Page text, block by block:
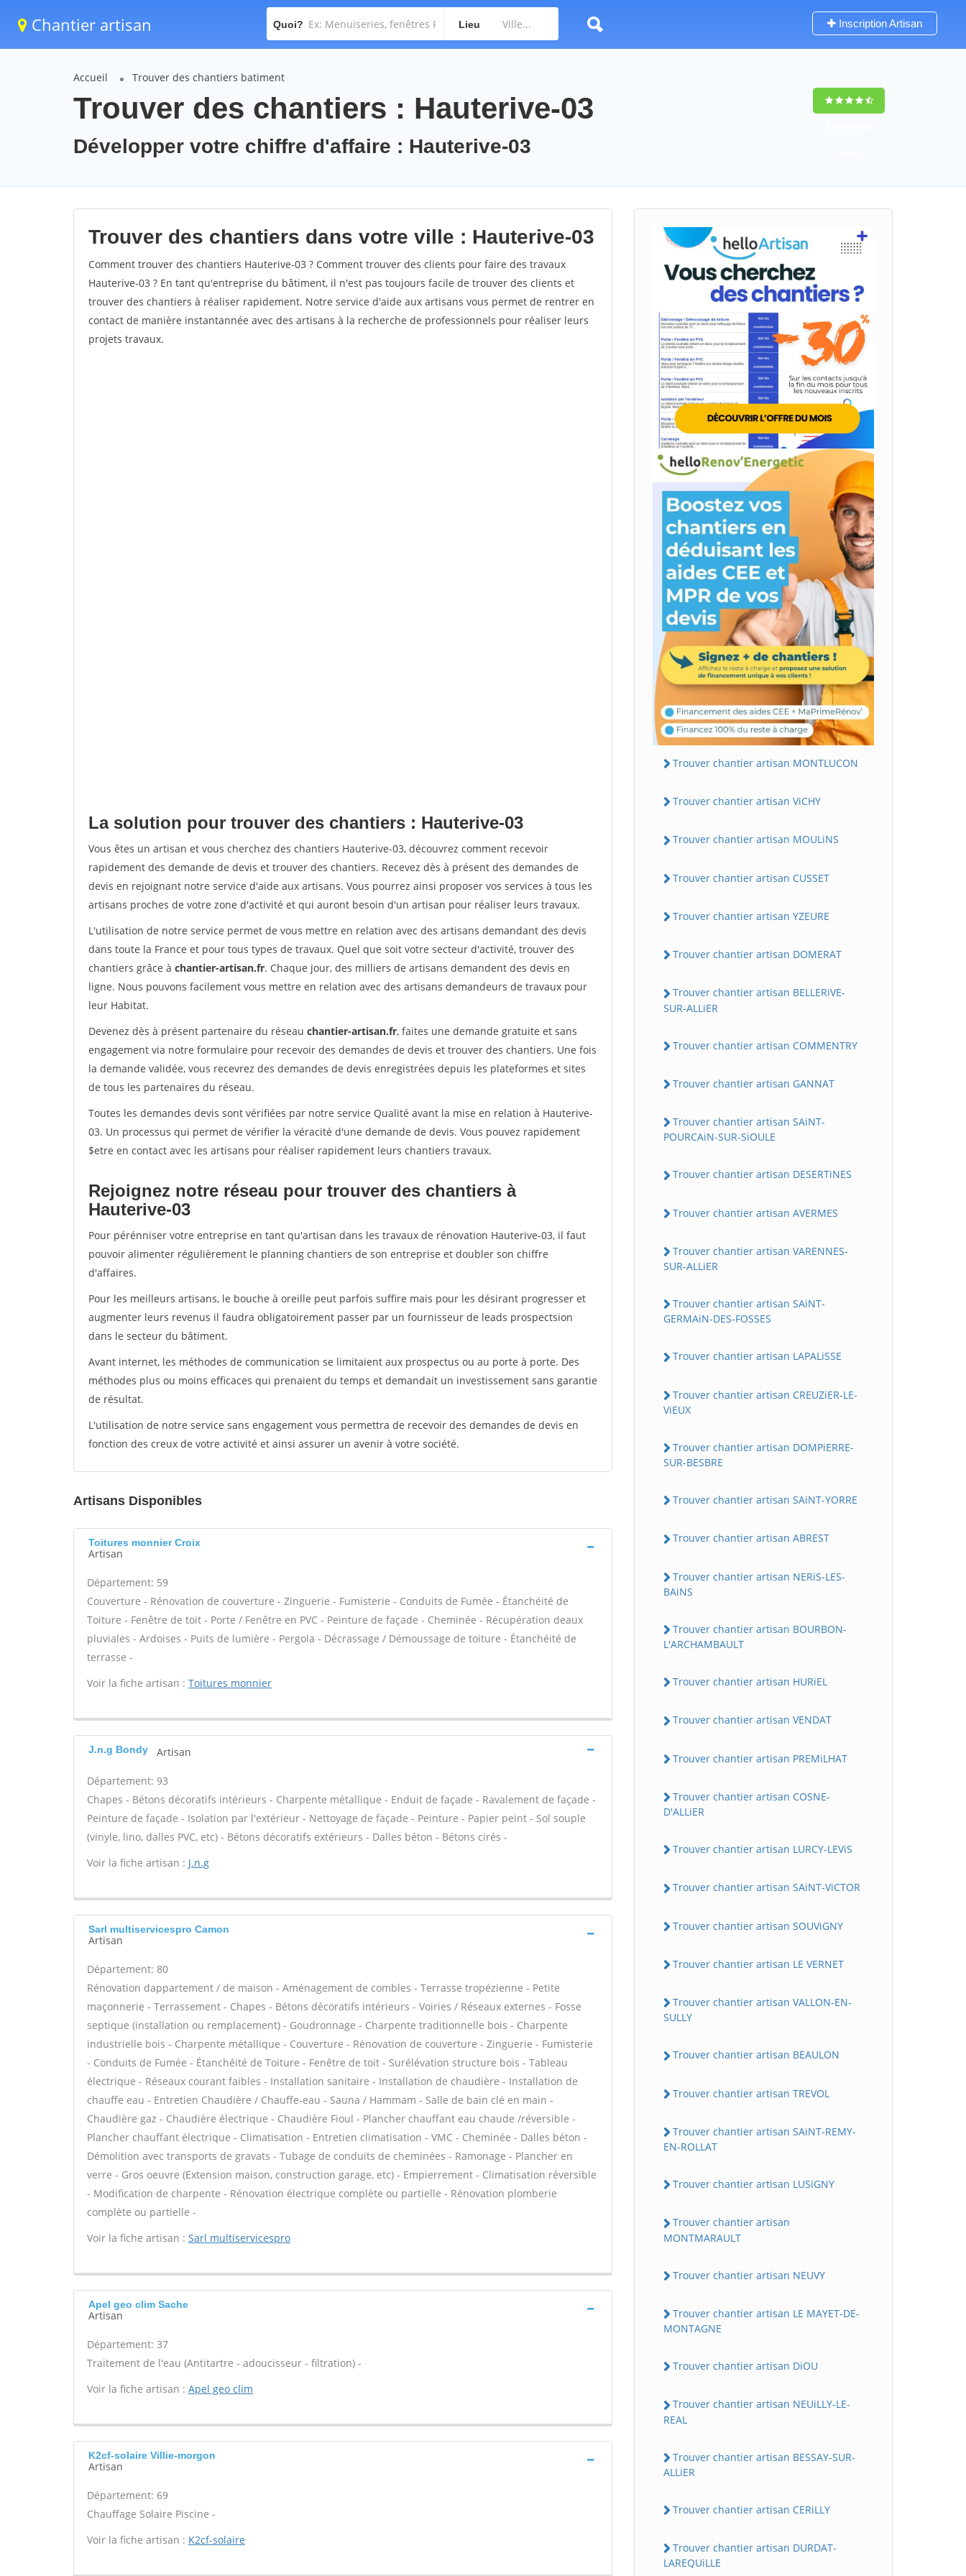
Chantier artisan Quoi? Lieu Inscription Artisan
Accueil Trouver des chantiers batiment
Trouver des chantiers : Hauterive-03
Développer votre chiffre d'affaire : Hauterive-03
Trouver des chantiers dans votre ville : Hauterive-03
Comment trouver des chantiers Hauterive-03 ? Comment trouver des clients pour faire des travaux
Hauterive-03 ? En tant qu'entreprise du bâtiment, il n'est pas toujours facile de trouver des clients et
trouver des chantiers à réaliser rapidement. Notre service d'aide aux artisans vous permet de rentrer en
contact de manière instantannée avec des artisans à la recherche de professionnels pour réaliser leurs
projets travaux.
La solution pour trouver des chantiers : Hauterive-03
Vous êtes un artisan et vous cherchez des chantiers Hauterive-03, découvrez comment recevoir
rapidement des demande de devis et trouver des chantiers. Recevez dès à présent des demandes de
devis en rejoignant notre service d'aide aux artisans. Vous pourrez ainsi proposer vos services à tous les
artisans proches de votre zone d'activité et qui auront besoin d'un artisan pour réaliser leurs travaux.
L'utilisation de notre service permet de vous mettre en relation avec des artisans demandant des devis
dans toute la France et pour tous types de travaux. Quel que soit votre secteur d'activité, trouver des
chantiers grâce à chantier-artisan.fr. Chaque jour, des milliers de artisans demandent des devis en
ligne. Nous pouvons facilement vous mettre en relation avec des artisans demandeurs de travaux pour
leur Habitat.
Devenez dès à présent partenaire du réseau chantier-artisan.fr, faites une demande gratuite et sans
engagement via notre formulaire pour recevoir des demandes de devis et trouver des chantiers. Une fois
la demande validée, vous recevrez des demandes de devis enregistrées depuis les plateformes et sites
de tous les partenaires du réseau.
Toutes les demandes devis sont vérifiées par notre service Qualité avant la mise en relation à Hauterive-
03. Un processus qui permet de vérifier la véracité d'une demande de devis. Vous pouvez rapidement
$etre en contact avec les artisans pour réaliser rapidement leurs chantiers travaux.
Rejoignez notre réseau pour trouver des chantiers à
Hauterive-03
Pour pérénniser votre entreprise en tant qu'artisan dans les travaux de rénovation Hauterive-03, il faut
pouvoir alimenter régulièrement le planning chantiers de son entreprise et doubler son chiffre
d'affaires.
Pour les meilleurs artisans, le bouche à oreille peut parfois suffire mais pour les désirant progresser et
augmenter leurs revenus il faudra obligatoirement passer par un fournisseur de leads prospectsion
dans le secteur du bâtiment.
Avant internet, les méthodes de communication se limitaient aux prospectus ou au porte à porte. Des
méthodes plus ou moins efficaces qui prenaient du temps et demandait un investissement sans garantie
de résultat.
L'utilisation de notre service sans engagement vous permettra de recevoir des demandes de devis en
fonction des creux de votre activité et ainsi assurer un avenir à votre société.
Artisans Disponibles
Toitures monnier Croix
Artisan
Département: 59
Couverture - Rénovation de couverture - Zinguerie - Fumisterie - Conduits de Fumée - Étanchéité de
Toiture - Fenêtre de toit - Porte / Fenêtre en PVC - Peinture de façade - Cheminée - Récupération deaux
pluviales - Ardoises - Puits de lumière - Pergola - Décrassage / Démoussage de toiture - Étanchéité de
terrasse -
Voir la fiche artisan : Toitures monnier
J.n.g Bondy Artisan
Département: 93
Chapes - Bétons décoratifs intérieurs - Charpente métallique - Enduit de façade - Ravalement de façade -
Peinture de façade - Isolation par l'extérieur - Nettoyage de façade - Peinture - Papier peint - Sol souple
(vinyle, lino, dalles PVC, etc) - Bétons décoratifs extérieurs - Dalles béton - Bétons cirés -
Voir la fiche artisan : J.n.g
Sarl multiservicespro Camon
Artisan
Département: 80
Rénovation dappartement / de maison - Aménagement de combles - Terrasse tropézienne - Petite
maçonnerie - Terrassement - Chapes - Bétons décoratifs intérieurs - Voiries / Réseaux externes - Fosse
septique (installation ou remplacement) - Goudronnage - Charpente traditionnelle bois - Charpente
industrielle bois - Charpente métallique - Couverture - Rénovation de couverture - Zinguerie - Fumisterie
- Conduits de Fumée - Étanchéité de Toiture - Fenêtre de toit - Surélévation structure bois - Tableau
électrique - Réseaux courant faibles - Installation sanitaire - Installation de chaudière - Installation de
chauffe eau - Entretien Chaudière / Chauffe-eau - Sauna / Hammam - Salle de bain clé en main -
Chaudière gaz - Chaudière électrique - Chaudière Fioul - Plancher chauffant eau chaude /réversible -
Plancher chauffant électrique - Climatisation - Entretien climatisation - VMC - Cheminée - Dalles béton -
Démolition avec transports de gravats - Tubage de conduits de cheminées - Ramonage - Plancher en
verre - Gros oeuvre (Extension maison, construction garage, etc) - Empierrement - Climatisation réversible
- Modification de charpente - Rénovation électrique complète ou partielle - Rénovation plomberie
complète ou partielle -
Voir la fiche artisan : Sarl multiservicespro
Apel geo clim Sache
Artisan
Département: 37
Traitement de l'eau (Antitartre - adoucisseur - filtration) -
Voir la fiche artisan : Apel geo clim
K2cf-solaire Villie-morgon
Artisan
Département: 69
Chauffage Solaire Piscine -
Voir la fiche artisan : K2cf-solaire
Trouver chantier artisan MONTLUCON
Trouver chantier artisan ViCHY
Trouver chantier artisan MOULiNS
Trouver chantier artisan CUSSET
Trouver chantier artisan YZEURE
Trouver chantier artisan DOMERAT
Trouver chantier artisan BELLERiVE-
SUR-ALLiER
Trouver chantier artisan COMMENTRY
Trouver chantier artisan GANNAT
Trouver chantier artisan SAiNT-
POURCAiN-SUR-SiOULE
Trouver chantier artisan DESERTiNES
Trouver chantier artisan AVERMES
Trouver chantier artisan VARENNES-
SUR-ALLiER
Trouver chantier artisan SAiNT-
GERMAiN-DES-FOSSES
Trouver chantier artisan LAPALiSSE
Trouver chantier artisan CREUZiER-LE-
ViEUX
Trouver chantier artisan DOMPiERRE-
SUR-BESBRE
Trouver chantier artisan SAiNT-YORRE
Trouver chantier artisan ABREST
Trouver chantier artisan NERiS-LES-
BAiNS
Trouver chantier artisan BOURBON-
L'ARCHAMBAULT
Trouver chantier artisan HURiEL
Trouver chantier artisan VENDAT
Trouver chantier artisan PREMiLHAT
Trouver chantier artisan COSNE-
D'ALLiER
Trouver chantier artisan LURCY-LEViS
Trouver chantier artisan SAiNT-ViCTOR
Trouver chantier artisan SOUViGNY
Trouver chantier artisan LE VERNET
Trouver chantier artisan VALLON-EN-
SULLY
Trouver chantier artisan BEAULON
Trouver chantier artisan TREVOL
Trouver chantier artisan SAiNT-REMY-
EN-ROLLAT
Trouver chantier artisan LUSiGNY
Trouver chantier artisan
MONTMARAULT
Trouver chantier artisan NEUVY
Trouver chantier artisan LE MAYET-DE-
MONTAGNE
Trouver chantier artisan DiOU
Trouver chantier artisan NEUiLLY-LE-
REAL
Trouver chantier artisan BESSAY-SUR-
ALLiER
Trouver chantier artisan CERiLLY
Trouver chantier artisan DURDAT-
LAREQUiLLE